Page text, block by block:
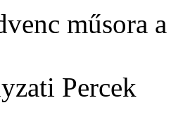
műsora
Percek